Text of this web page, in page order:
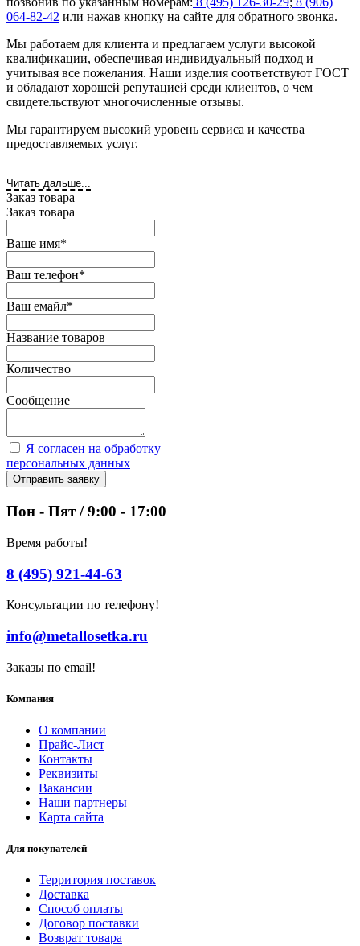
064-82-42 или нажав кнопку на сайте для обратного звонка.
Мы работаем для клиента и предлагаем услуги высокой
квалификации, обеспечивая индивидуальный подход и
учитывая все пожелания. Наши изделия соответствуют ГОСТ
и обладают хорошей репутацией среди клиентов, о чем
свидетельствуют многочисленные отзывы.
Мы гарантируем высокий уровень сервиса и качества
предоставляемых услуг.
Читать дальше...
Заказ товара
Заказ товара
Ваше имя*
Ваш телефон*
Ваш емайл*
Название товаров
Количество
Сообщение
Я согласен на обработку
персональных данных
Отправить заявку
Пон - Пят / 9:00 - 17:00
Время работы!
8 (495) 921-44-63
Консультации по телефону!
info@metallosetka.ru
Заказы по email!
Компания
О компании
Прайс-Лист
Контакты
Реквизиты
Вакансии
Наши партнеры
Карта сайта
Для покупателей
Территория поставок
Доставка
Способ оплаты
Договор поставки
Возврат товара